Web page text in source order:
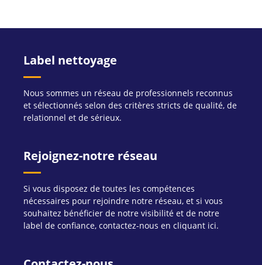
Label nettoyage
Nous sommes un réseau de professionnels reconnus
et sélectionnés selon des critères stricts de qualité, de
relationnel et de sérieux.
Rejoignez-notre réseau
Si vous disposez de toutes les compétences
nécessaires pour rejoindre notre réseau, et si vous
souhaitez bénéficier de notre visibilité et de notre
label de confiance, contactez-nous en cliquant ici.